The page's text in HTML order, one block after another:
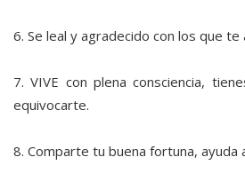
6. Se leal y agradecido con los que te
7. VIVE con plena consciencia,
equivocarte.
8. Comparte tu buena fortuna, ayuda